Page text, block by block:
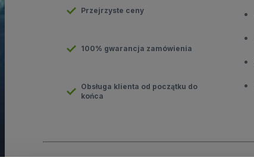
Przejrzyste ceny
100% gwarancja zamówienia
Obsługa klienta od początku do
końca